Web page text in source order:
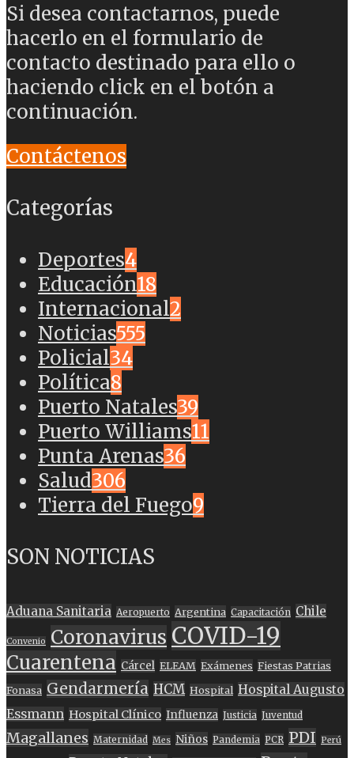
Si desea contactarnos, puede
hacerlo en el formulario de
contacto destinado para ello o
haciendo click en el botón a
continuación.
Contáctenos
Categorías
Deportes4
Educación18
Internacional2
Noticias555
Policial34
Política8
Puerto Natales39
Puerto Williams11
Punta Arenas36
Salud306
Tierra del Fuego9
SON NOTICIAS
Aduana Sanitaria Aeropuerto Argentina Capacitación Chile
Convenio Coronavirus COVID-19
Cuarentena Cárcel ELEAM Exámenes Fiestas Patrias
Fonasa Gendarmería HCM Hospital Hospital Augusto
Essmann Hospital Clínico Influenza Justicia Juventud
Magallanes Maternidad Mes Niños Pandemia PCR PDI Perú